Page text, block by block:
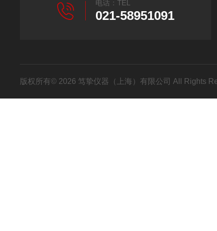
电话：TEL
021-58951091
版权所有© 2026 笃挚仪器（上海）有限公司 All Rights